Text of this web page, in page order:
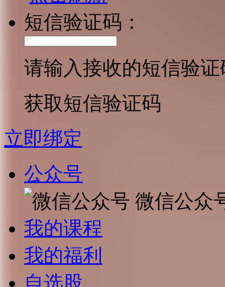
短信验证码：
请输入接收的短信验证
获取短信验证码
立即绑定
公众号
微信公众
我的课程
我的福利
自选股